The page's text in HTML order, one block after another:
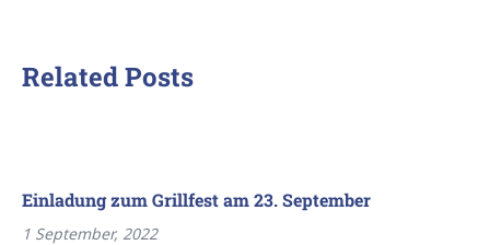
Related Posts
Einladung zum Grillfest am 23. September
1 September, 2022